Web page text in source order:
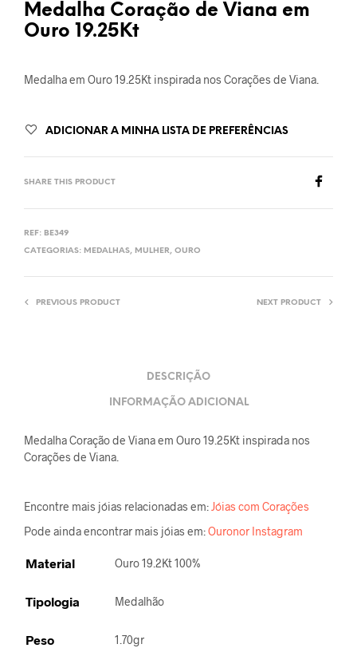
Medalha Coração de Viana em
Ouro 19.25Kt
Medalha em Ouro 19.25Kt inspirada nos Corações de Viana.
ADICIONAR A MINHA LISTA DE PREFERÊNCIAS
SHARE THIS PRODUCT
REF: BE349
CATEGORIAS: MEDALHAS, MULHER, OURO
PREVIOUS PRODUCT NEXT PRODUCT
DESCRIÇÃO
INFORMAÇÃO ADICIONAL
Medalha Coração de Viana em Ouro 19.25Kt inspirada nos
Corações de Viana.
Encontre mais jóias relacionadas em:Jóias com Corações
Pode ainda encontrar mais jóias em:Ouronor Instagram
Material Ouro 19.2Kt 100%
Tipologia Medalhão
Peso 1.70gr